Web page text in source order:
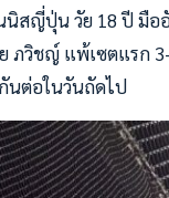
นิสญี่ปุ่น วัย 18 ปี มื
ภวิชญ์ แพ้เซตแรก
นต่อในวันถัดไป